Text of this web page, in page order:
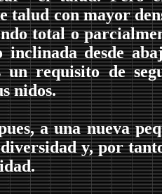
talud con mayor
total o
inclinada desde
un requisito de
nidos.
a una nueva
y, por